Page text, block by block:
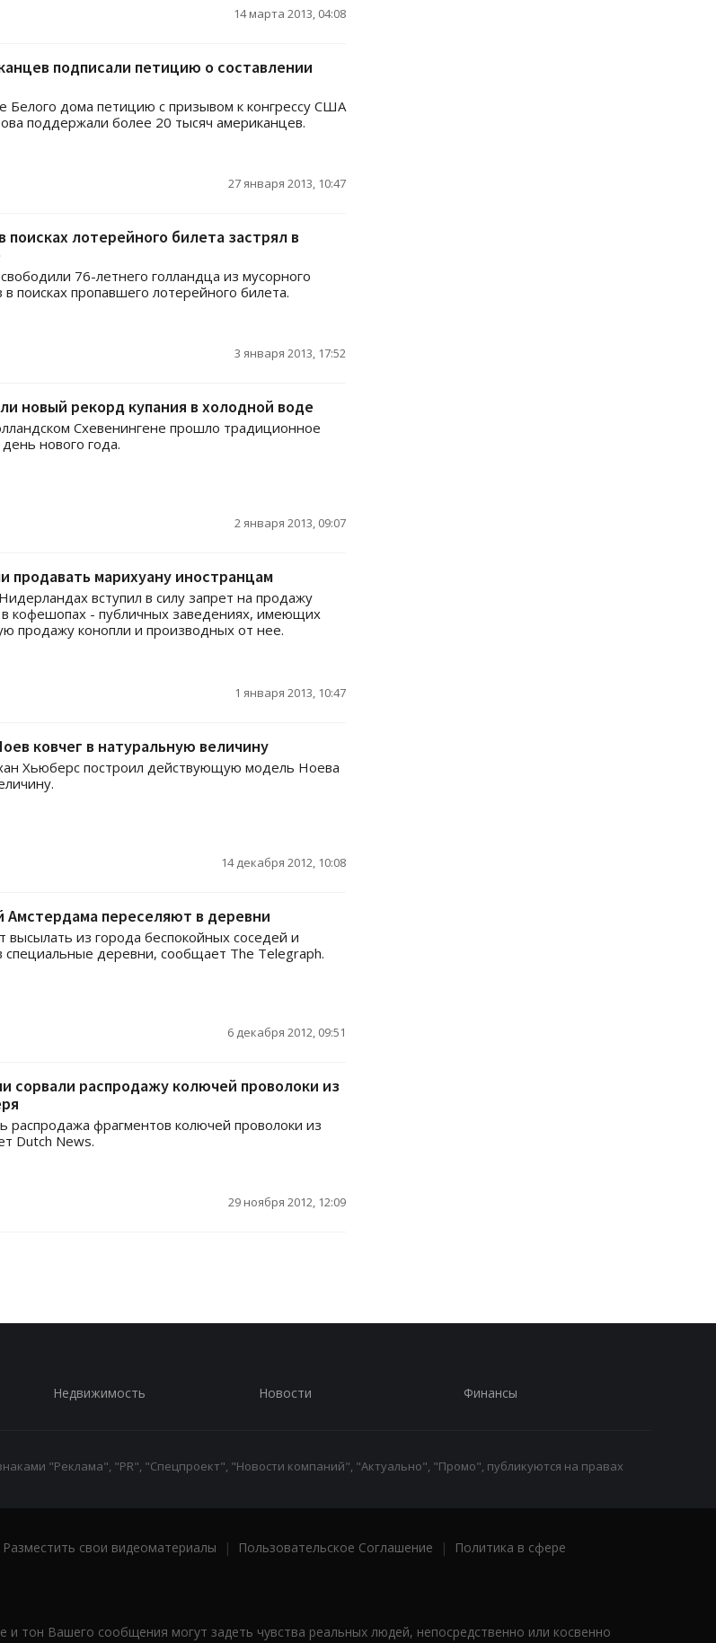
14 марта 2013, 04:08
подписали петицию о составлении
Белого дома петицию с призывом к конгрессу США
поддержали более 20 тысяч американцев.
27 января 2013, 10:47
поисках лотерейного билета застрял в
76-летнего голландца из мусорного
поисках пропавшего лотерейного билета.
3 января 2013, 17:52
новый рекорд купания в холодной воде
Схевенингене прошло традиционное
нового года.
2 января 2013, 09:07
продавать марихуану иностранцам
вступил в силу запрет на продажу
кофешопах - публичных заведениях, имеющих
продажу конопли и производных от нее.
1 января 2013, 10:47
ковчег в натуральную величину
Хьюберс построил действующую модель Ноева
14 декабря 2012, 10:08
переселяют в деревни
высылать из города беспокойных соседей и
деревни, сообщает The Telegraph.
6 декабря 2012, 09:51
сорвали распродажу колючей проволоки из
распродажа фрагментов колючей проволоки из
Dutch News.
29 ноября 2012, 12:09
Недвижимость Новости Финансы
"Реклама", "PR", "Спецпроект", "Новости компаний", "Актуально", "Промо", публикуются на правах
Разместить свои видеоматериалы | Пользовательское Соглашение |
Политика в сфере
тон Вашего сообщения могут задеть чувства реальных людей, непосредственно или косвенно